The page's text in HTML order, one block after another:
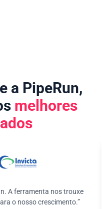
a PipeRun,
melhores
A ferramenta nos trouxe
o nosso crescimento.”